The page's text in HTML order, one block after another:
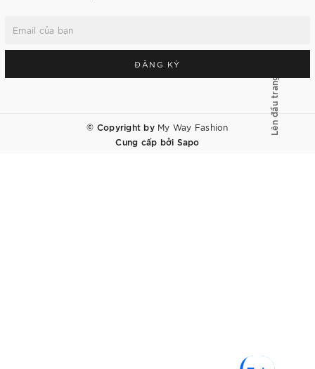
ĐĂNG KÝ
© Copyright by My Way Fashion
Cung cấp bởi Sapo
Lên đầu trang